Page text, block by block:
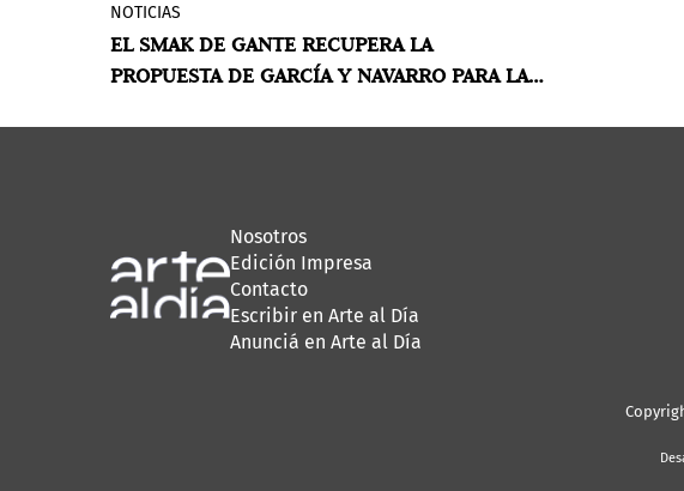
La muestra, concebida inicialmente para
representar a Chile en la Bienal de
Venecia, reflexiona sobre la memoria y el
NOTICIAS
EL SMAK DE GANTE RECUPERA LA
PROPUESTA DE GARCÍA Y NAVARRO PARA LA
Nosotros
Edición Impresa
Contacto
Escribir en Arte al Día
Anunciá en Arte al Día